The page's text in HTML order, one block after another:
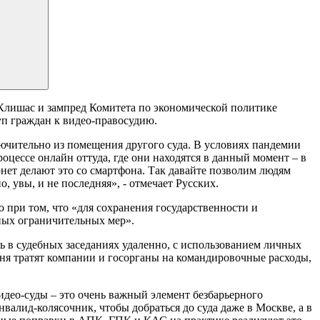
и зампред Комитета по экономической политике
граждан к видео-правосудию.
из помещения другого суда. В условиях пандемии
онлайн оттуда, где они находятся в данный момент – в
делают это со смартфона. Так давайте позволим людям
и не последняя», - отмечает Русских.
том, что «для сохранения государственности и
ограничительных мер».
в судебных заседаниях удаленно, с использованием личных
тратят компании и госорганы на командировочные расходы,
суды – это очень важный элемент безбарьерного
колясочник, чтобы добраться до суда даже в Москве, а в